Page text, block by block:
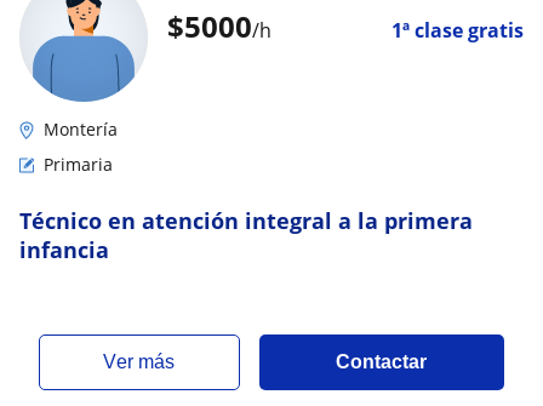
$5000/h 1ª clase gratis
Montería
Primaria
Técnico en atención integral a la primera
infancia
ver más Contactar